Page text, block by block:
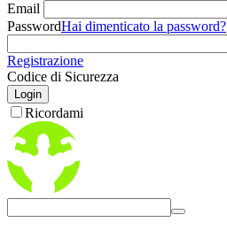
Email
PasswordHai dimenticato la password?
Registrazione
Codice di Sicurezza
Login
Ricordami